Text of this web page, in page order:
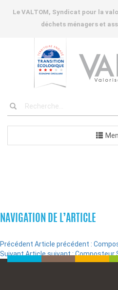
Le VALTOM, Syndicat pour la
déchets ménagers et
NAVIGATION DE L’ARTICLE
Précédent Article précédent :
SuivantArticle suivant :Composteur